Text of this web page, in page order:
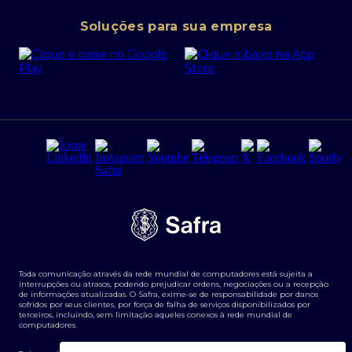
Portal da Privacidade
PRSAC
Regras e Parâmetros de Atuação Banco Safra
Segurança da Informação
Tarifas e serviços Pessoa Física
Transparência de remuneração
Termos e Condições para Portabilidade de Investimento
Cartão Safra Empresas
Empréstimo e financiamentos PJ
Derivativos
Agronegócios
Soluções para sua empresa
Toda comunicação através da rede mundial de computadores está sujeita a
interrupções ou atrasos, podendo prejudicar ordens, negociações ou a recepção
de informações atualizadas. O Safra, exime-se de responsabilidade por danos
sofridos por seus clientes, por força de falha de serviços disponibilizados por
terceiros, incluindo, sem limitação aqueles conexos à rede mundial de
computadores.